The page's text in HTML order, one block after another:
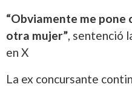
“Obviamente me pone
otra mujer”, sentenció
en X
La ex concursante